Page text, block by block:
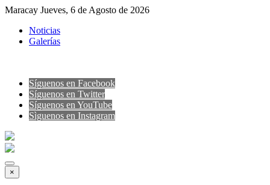
Maracay Jueves, 6 de Agosto de 2026
Noticias
Galerías
Síguenos en Facebook
Síguenos en Twitter
Síguenos en YouTube
Sìguenos en Instagram
×